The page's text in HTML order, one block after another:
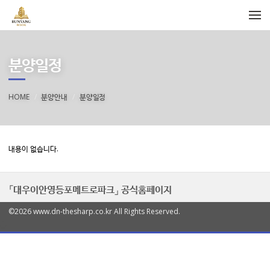
분양일정
HOME 분양안내 분양일정
내용이 없습니다.
「대우이안영등포메트로파크」 공식홈페이지
©2026 www.dn-thesharp.co.kr All Rights Reserved.